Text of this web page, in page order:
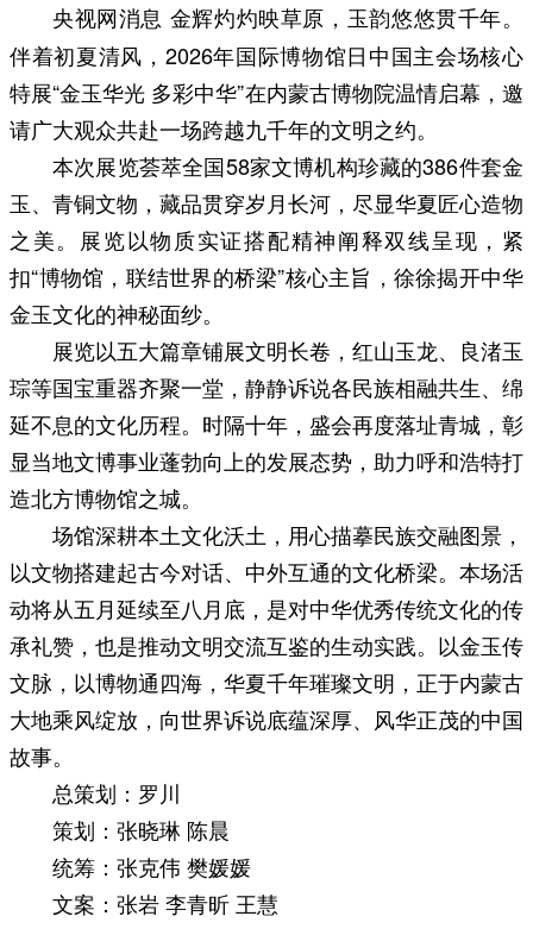
央视网消息 金辉灼灼映草原，玉韵悠悠贯千年。
伴着初夏清风，2026年国际博物馆日中国主会场核心
特展“金玉华光 多彩中华”在内蒙古博物院温情启幕，邀
请广大观众共赴一场跨越九千年的文明之约。
本次展览荟萃全国58家文博机构珍藏的386件套金
玉、青铜文物，藏品贯穿岁月长河，尽显华夏匠心造物
之美。展览以物质实证搭配精神阐释双线呈现，紧
扣“博物馆，联结世界的桥梁”核心主旨，徐徐揭开中华
金玉文化的神秘面纱。
展览以五大篇章铺展文明长卷，红山玉龙、良渚玉
琮等国宝重器齐聚一堂，静静诉说各民族相融共生、绵
延不息的文化历程。时隔十年，盛会再度落址青城，彰
显当地文博事业蓬勃向上的发展态势，助力呼和浩特打
造北方博物馆之城。
场馆深耕本土文化沃土，用心描摹民族交融图景，
以文物搭建起古今对话、中外互通的文化桥梁。本场活
动将从五月延续至八月底，是对中华优秀传统文化的传
承礼赞，也是推动文明交流互鉴的生动实践。以金玉传
文脉，以博物通四海，华夏千年璀璨文明，正于内蒙古
大地乘风绽放，向世界诉说底蕴深厚、风华正茂的中国
故事。
总策划：罗川
策划：张晓琳 陈晨
统筹：张克伟 樊媛媛
文案：张岩 李青昕 王慧